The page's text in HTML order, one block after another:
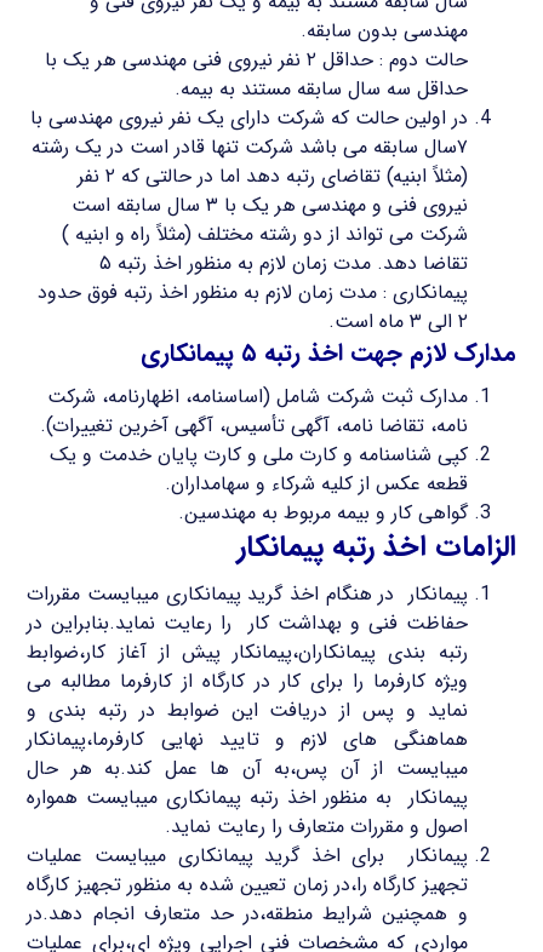
مهندسی بدون سابقه.
حالت دوم : حداقل ۲ نفر نیروی فنی مهندسی هر یک با
حداقل سه سال سابقه مستند به بیمه.
در اولین حالت که شرکت دارای یک نفر نیروی مهندسی با
۷سال سابقه می باشد شرکت تنها قادر است در یک رشته
(مثلاً ابنیه) تقاضای رتبه دهد اما در حالتی که ۲ نفر
نیروی فنی و مهندسی هر یک با ۳ سال سابقه است
شرکت می تواند از دو رشته مختلف (مثلاً راه و ابنیه )
تقاضا دهد. مدت زمان لازم به منظور اخذ رتبه ۵
پیمانکاری : مدت زمان لازم به منظور اخذ رتبه فوق حدود
۲ الی ۳ ماه است.
مدارک لازم جهت اخذ رتبه ۵ پیمانکاری
مدارک ثبت شرکت شامل (اساسنامه، اظهارنامه، شرکت
نامه، تقاضا نامه، آگهی تأسیس، آگهی آخرین تغییرات).
کپی شناسنامه و کارت ملی و کارت پایان خدمت و یک
قطعه عکس از کلیه شرکاء و سهامداران.
گواهی کار و بیمه مربوط به مهندسین.
الزامات اخذ رتبه پیمانکار
پیمانکار در هنگام اخذ گرید پیمانکاری میبایست مقررات
حفاظت فنی و بهداشت کار را رعایت نماید.بنابراین در
رتبه بندی پیمانکاران،پیمانکار پیش از آغاز کار،ضوابط
ویژه کارفرما را برای کار در کارگاه از کارفرما مطالبه می
نماید و پس از دریافت این ضوابط در رتبه بندی و
هماهنگی های لازم و تایید نهایی کارفرما،پیمانکار
میبایست از آن پس،به آن ها عمل کند.به هر حال
پیمانکار به منظور اخذ رتبه پیمانکاری میبایست همواره
اصول و مقررات متعارف را رعایت نماید.
پیمانکار برای اخذ گرید پیمانکاری میبایست عملیات
تجهیز کارگاه را،در زمان تعیین شده به منظور تجهیز کارگاه
و همچنین شرایط منطقه،در حد متعارف انجام دهد.در
مواردی که مشخصات فنی اجرایی ویژه ای،برای عملیات